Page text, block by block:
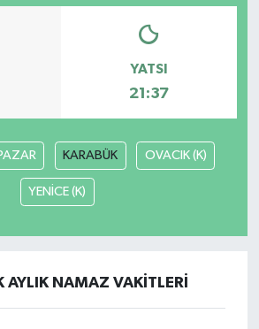
YATSI
21:37
KARABÜK OVACIK (K)
YENİCE (K)
AYLIK NAMAZ VAKITLERI